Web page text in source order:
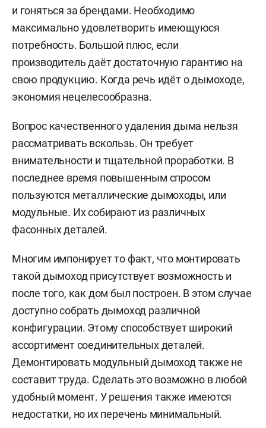
и гоняться за брендами. Необходимо
максимально удовлетворить имеющуюся
потребность. Большой плюс, если
производитель даёт достаточную гарантию на
свою продукцию. Когда речь идёт о дымоходе,
экономия нецелесообразна.
Вопрос качественного удаления дыма нельзя
рассматривать вскользь. Он требует
внимательности и тщательной проработки. В
последнее время повышенным спросом
пользуются металлические дымоходы, или
модульные. Их собирают из различных
фасонных деталей.
Многим импонирует то факт, что монтировать
такой дымоход присутствует возможность и
после того, как дом был построен. В этом случае
доступно собрать дымоход различной
конфигурации. Этому способствует широкий
ассортимент соединительных деталей.
Демонтировать модульный дымоход также не
составит труда. Сделать это возможно в любой
удобный момент. У решения также имеются
недостатки, но их перечень минимальный.